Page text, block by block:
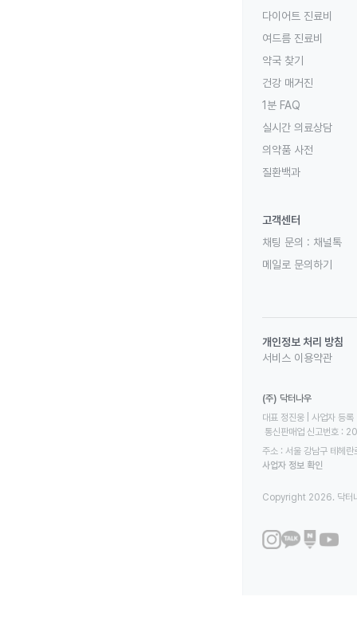
다이어트 진료비
여드름 진료비
약국 찾기
건강 매거진
1분 FAQ
실시간 의료상담
의약품 사전
질환백과
고객센터
채팅 문의 : 채널톡
메일로 문의하기
개인정보 처리 방침
서비스 이용약관
(주) 닥터나우
대표 정진웅 | 사업자
통신판매업 신고번호
주소 : 서울 강남구 테헤
사업자 정보 확인
Copyright 2026. 닥터